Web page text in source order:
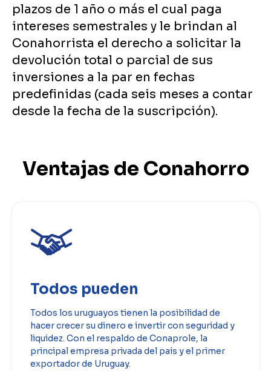
plazos de 1 año o más el cual paga
intereses semestrales y le brindan al
Conahorrista el derecho a solicitar la
devolución total o parcial de sus
inversiones a la par en fechas
predefinidas (cada seis meses a contar
desde la fecha de la suscripción).
Ventajas de Conahorro
Todos pueden
Todos los uruguayos tienen la posibilidad de
hacer crecer su dinero e invertir con seguridad y
liquidez. Con el respaldo de Conaprole, la
principal empresa privada del país y el primer
exportador de Uruguay.